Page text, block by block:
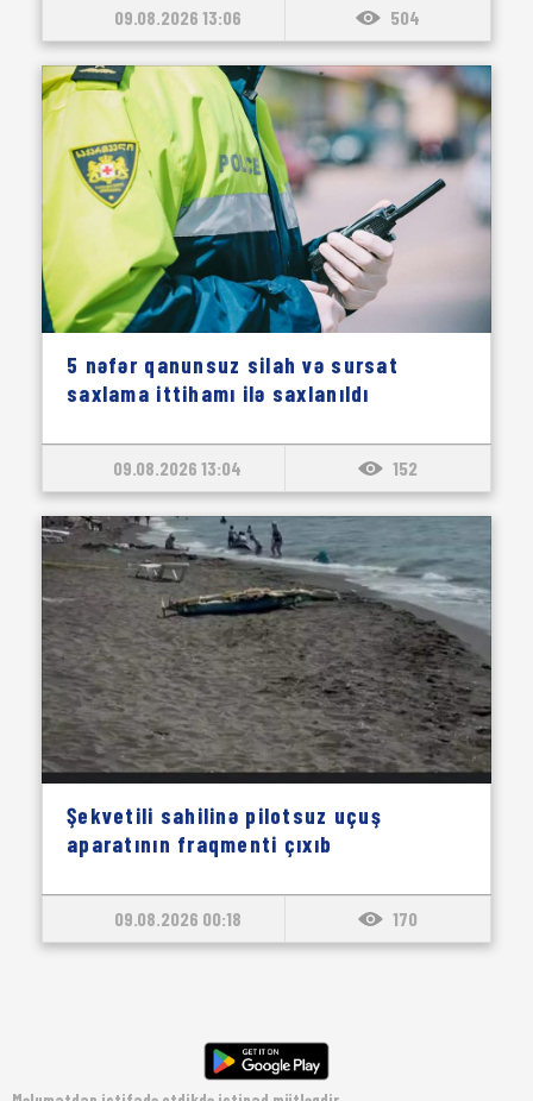
09.08.2026 13:06 504
5 nəfər qanunsuz silah və sursat
saxlama ittihamı ilə saxlanıldı
09.08.2026 13:04 152
Şekvetili sahilinə pilotsuz uçuş
aparatının fraqmenti çıxıb
09.08.2026 00:18 170